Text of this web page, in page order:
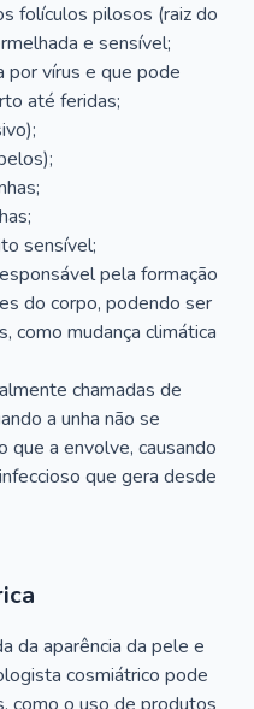
folículos pilosos (raiz do
e sensível;
por vírus e que pode
até feridas;
sensível;
pela formação
do corpo, podendo ser
como mudança climática
chamadas de
a unha não se
a envolve, causando
que gera desde
da aparência da pele e
cosmiátrico pode